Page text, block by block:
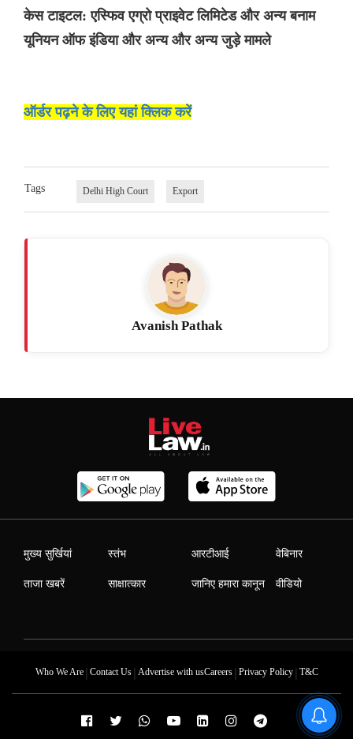
केस टाइटल: एस्फिव एग्रो प्राइवेट लिमिटेड और अन्य बनाम
यूनियन ऑफ इंडिया और अन्य और अन्य जुड़े मामले
ऑर्डर पढ़ने के लिए यहां क्लिक करें
Tags Delhi High Court Export
Avanish Pathak
मुख्य सुर्खियां
ताजा खबरें
स्तंभ
साक्षात्कार
आरटीआई
जानिए हमारा कानून
वेबिनार
वीडियो
Who We Are| Contact Us| Advertise with usCareers| Privacy Policy| T&C